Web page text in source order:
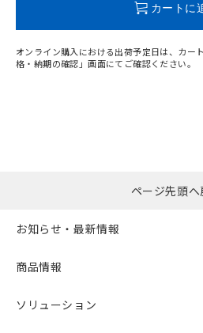
カートに
オンライン購入における出荷予定日は、カー
格・納期の確認」画面にてご確認ください。
ページ先頭へ
お知らせ・最新情報
商品情報
ソリューション